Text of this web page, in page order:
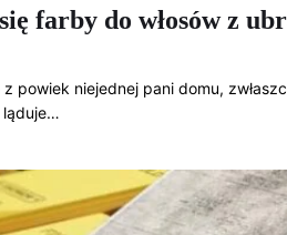
farby do włosów z
powiek niejednej pani domu,
ląduje…